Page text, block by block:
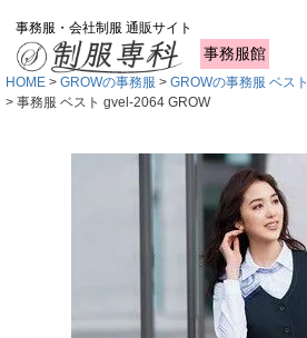
事務服・会社制服 通販サイト
事務服館
HOME GROWの事務服
GROWの事務服 ベスト
事務服 ベスト gvel-2064 GROW